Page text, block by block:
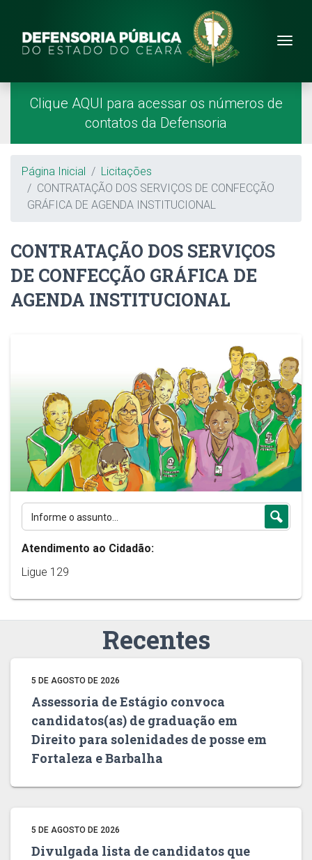
Site da Defensoria
Menu Principal
Página Inicial
Clique AQUI para acessar os números de
contatos da Defensoria
Breadcrumb
Página Inicial
Licitações
CONTRATAÇÃO DOS SERVIÇOS DE CONFECÇÃO
GRÁFICA DE AGENDA INSTITUCIONAL
CONTRATAÇÃO DOS SERVIÇOS
DE CONFECÇÃO GRÁFICA DE
AGENDA INSTITUCIONAL
Atendimento ao Cidadão:
Ligue 129
Recentes
5 DE AGOSTO DE 2026
Assessoria de Estágio convoca
candidatos(as) de graduação em
Direito para solenidades de posse em
Fortaleza e Barbalha
5 DE AGOSTO DE 2026
Divulgada lista de candidatos que